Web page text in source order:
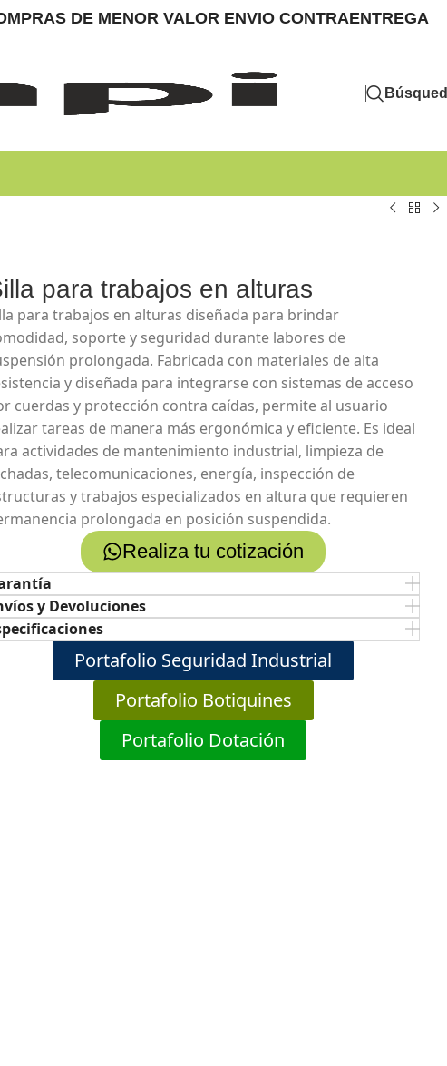
DE MENOR VALOR ENVIO CONTRAENTREGA
para trabajos en alturas
para trabajos en alturas diseñada para brindar
soporte y seguridad durante labores de
prolongada. Fabricada con materiales de alta
y diseñada para integrarse con sistemas de acceso
cuerdas y protección contra caídas, permite al usuario
tareas de manera más ergonómica y eficiente. Es ideal
actividades de mantenimiento industrial, limpieza de
telecomunicaciones, energía, inspección de
y trabajos especializados en altura que requieren
prolongada en posición suspendida.
Realiza tu cotización
y Devoluciones
Portafolio Seguridad Industrial
Portafolio Botiquines
Portafolio Dotación